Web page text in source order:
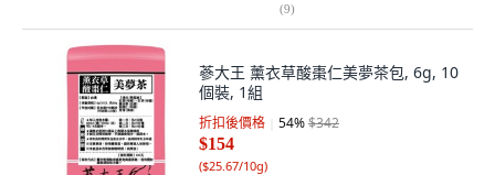
(9)
蔘大王 薰衣草酸棗仁美夢茶包, 6g, 10
個裝, 1組
折扣後價格 54%$342
$154
($25.67/10g)